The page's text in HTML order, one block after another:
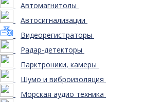
Автомагнитолы
Автосигнализации
Видеорегистраторы
Радар-детекторы
Парктроники, камеры
Шумо и виброизоляция
Морская аудио техника